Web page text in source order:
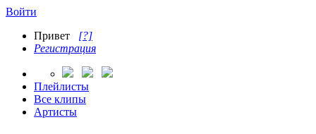
Войти
Привет [?]
Регистрация
Плейлисты
Все клипы
Артисты